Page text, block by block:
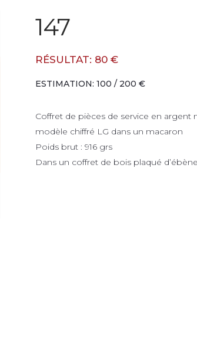
147
RÉSULTAT: 80 €
ESTIMATION: 100 / 200 €
Coffret de pièces de service en argent
modèle chiffré LG dans un macaron
Poids brut : 916 grs
Dans un coffret de bois plaqué